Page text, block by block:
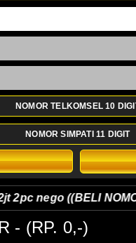
NOMOR TELKOMSEL 10
NOMOR SIMPATI 11 DIGIT
nego ((BELI
- (RP. 0,-)